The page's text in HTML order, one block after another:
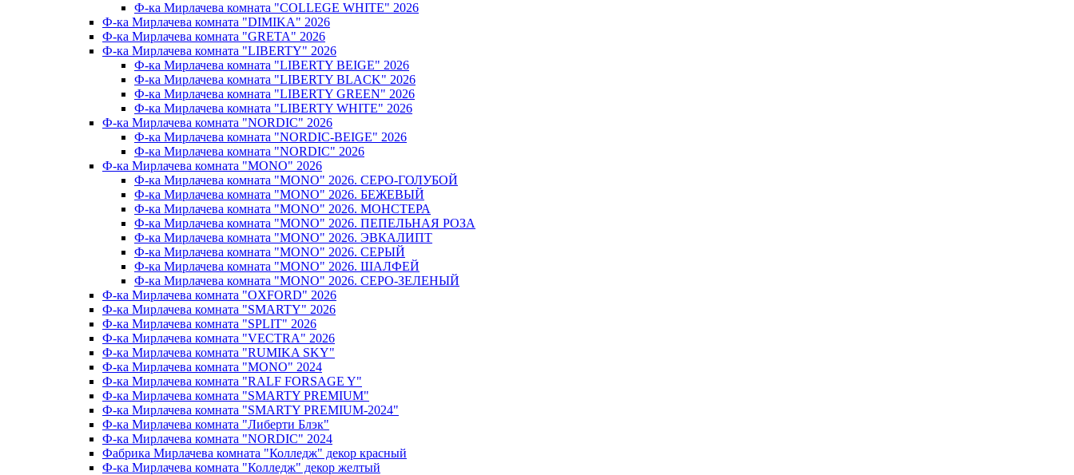
Ф-ка Мирлачева комната "COLLEGE WHITE" 2026
Ф-ка Мирлачева комната "DIMIKA" 2026
Ф-ка Мирлачева комната "GRETA" 2026
Ф-ка Мирлачева комната "LIBERTY" 2026
Ф-ка Мирлачева комната "LIBERTY BEIGE" 2026
Ф-ка Мирлачева комната "LIBERTY BLACK" 2026
Ф-ка Мирлачева комната "LIBERTY GREEN" 2026
Ф-ка Мирлачева комната "LIBERTY WHITE" 2026
Ф-ка Мирлачева комната "NORDIC" 2026
Ф-ка Мирлачева комната "NORDIC-BEIGE" 2026
Ф-ка Мирлачева комната "NORDIC" 2026
Ф-ка Мирлачева комната "MONO" 2026
Ф-ка Мирлачева комната "MONO" 2026. СЕРО-ГОЛУБОЙ
Ф-ка Мирлачева комната "MONO" 2026. БЕЖЕВЫЙ
Ф-ка Мирлачева комната "MONO" 2026. МОНСТЕРА
Ф-ка Мирлачева комната "MONO" 2026. ПЕПЕЛЬНАЯ РОЗА
Ф-ка Мирлачева комната "MONO" 2026. ЭВКАЛИПТ
Ф-ка Мирлачева комната "MONO" 2026. СЕРЫЙ
Ф-ка Мирлачева комната "MONO" 2026. ШАЛФЕЙ
Ф-ка Мирлачева комната "MONO" 2026. СЕРО-ЗЕЛЕНЫЙ
Ф-ка Мирлачева комната "OXFORD" 2026
Ф-ка Мирлачева комната "SMARTY" 2026
Ф-ка Мирлачева комната "SPLIT" 2026
Ф-ка Мирлачева комната "VECTRA" 2026
Ф-ка Мирлачева комната "RUMIKA SKY"
Ф-ка Мирлачева комната "MONO" 2024
Ф-ка Мирлачева комната "RALF FORSAGE Y"
Ф-ка Мирлачева комната "SMARTY PREMIUM"
Ф-ка Мирлачева комната "SMARTY PREMIUM-2024"
Ф-ка Мирлачева комната "Либерти Блэк"
Ф-ка Мирлачева комната "NORDIC" 2024
Фабрика Мирлачева комната "Колледж" декор красный
Ф-ка Мирлачева комната "Колледж" декор желтый